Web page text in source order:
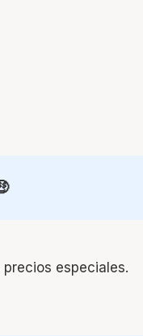
especiales.